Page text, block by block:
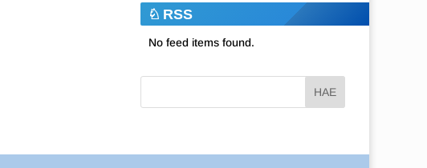
RSS
No feed items found.